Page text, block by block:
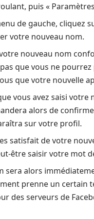
puis «
de gauche, cliquez
votre nouveau nom.
nouveau nom
pas que vous ne
que votre nouvelle
vous avez saisi votre
alors de
sur votre profil.
satisfait de votre
être saisir votre mot
sera alors
prenne un certain
des serveurs de